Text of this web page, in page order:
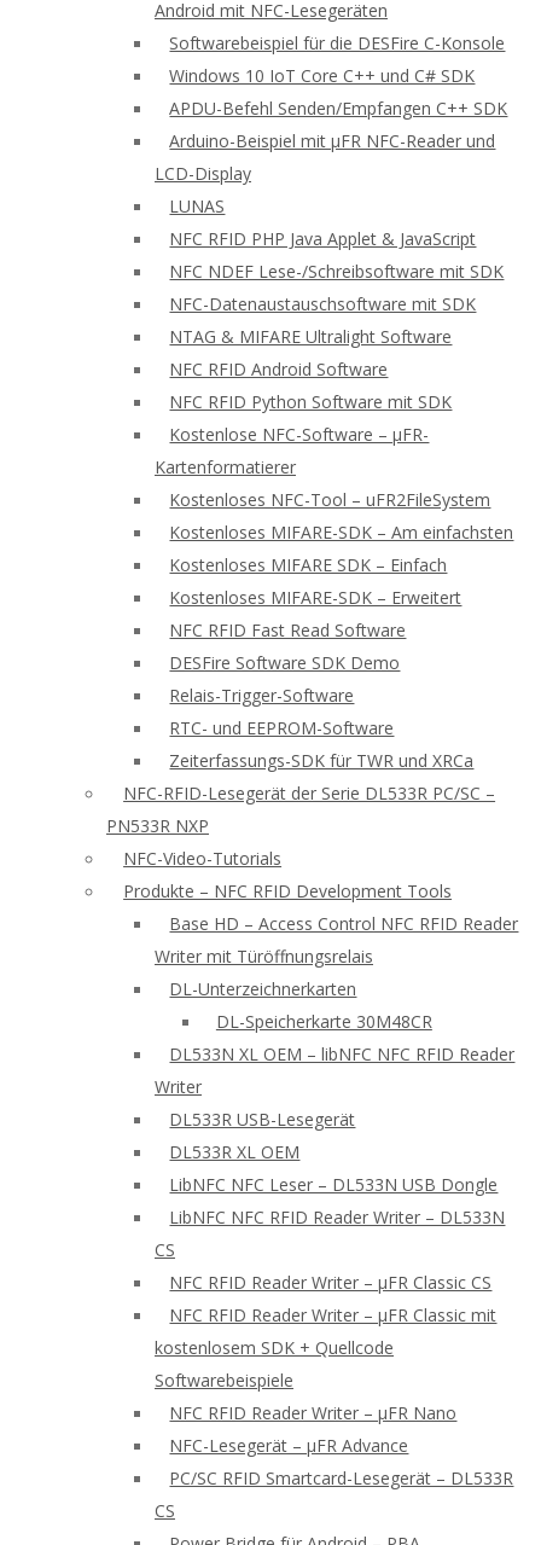
Android mit NFC-Lesegeräten
Softwarebeispiel für die DESFire C-Konsole
Windows 10 IoT Core C++ und C# SDK
APDU-Befehl Senden/Empfangen C++ SDK
Arduino-Beispiel mit μFR NFC-Reader und
LCD-Display
LUNAS
NFC RFID PHP Java Applet & JavaScript
NFC NDEF Lese-/Schreibsoftware mit SDK
NFC-Datenaustauschsoftware mit SDK
NTAG & MIFARE Ultralight Software
NFC RFID Android Software
NFC RFID Python Software mit SDK
Kostenlose NFC-Software – μFR-
Kartenformatierer
Kostenloses NFC-Tool – uFR2FileSystem
Kostenloses MIFARE-SDK – Am einfachsten
Kostenloses MIFARE SDK – Einfach
Kostenloses MIFARE-SDK – Erweitert
NFC RFID Fast Read Software
DESFire Software SDK Demo
Relais-Trigger-Software
RTC- und EEPROM-Software
Zeiterfassungs-SDK für TWR und XRCa
NFC-RFID-Lesegerät der Serie DL533R PC/SC –
PN533R NXP
NFC-Video-Tutorials
Produkte – NFC RFID Development Tools
Base HD – Access Control NFC RFID Reader
Writer mit Türöffnungsrelais
DL-Unterzeichnerkarten
DL-Speicherkarte 30M48CR
DL533N XL OEM – libNFC NFC RFID Reader
Writer
DL533R USB-Lesegerät
DL533R XL OEM
LibNFC NFC Leser – DL533N USB Dongle
LibNFC NFC RFID Reader Writer – DL533N
CS
NFC RFID Reader Writer – μFR Classic CS
NFC RFID Reader Writer – μFR Classic mit
kostenlosem SDK + Quellcode
Softwarebeispiele
NFC RFID Reader Writer – μFR Nano
NFC-Lesegerät – μFR Advance
PC/SC RFID Smartcard-Lesegerät – DL533R
CS